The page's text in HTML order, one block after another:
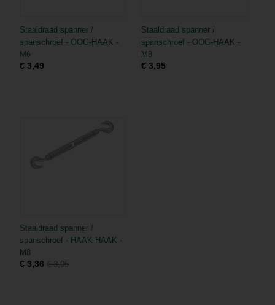
Staaldraad spanner /
spanschroef - OOG-HAAK -
M6
€ 3,49
Staaldraad spanner /
spanschroef - OOG-HAAK -
M8
€ 3,95
Staaldraad spanner /
spanschroef - HAAK-HAAK -
M8
€ 3,36 € 3,95